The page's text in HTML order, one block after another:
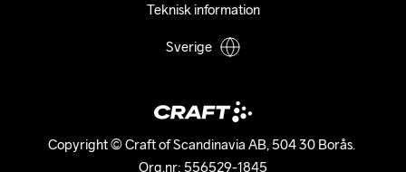
Copyright © Craft of Scandinavia AB, 504 30 Borås.
Org.nr: 556529-1845
Teknisk information
Sverige